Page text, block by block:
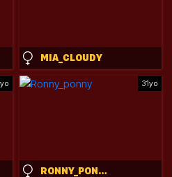
MIA_CLOUDY
yo 31yo
RONNY_PONNY